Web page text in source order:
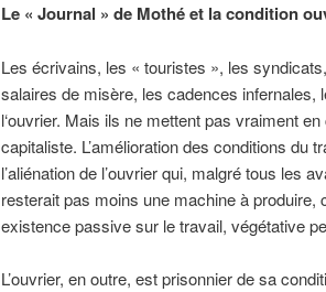
Le « Journal » de Mothé et la condition
Les écrivains, les « touristes », les
salaires de misère, les cadences infernales,
l‘ouvrier. Mais ils ne mettent pas vraiment
capitaliste. L’amélioration des conditions du
l’aliénation de l’ouvrier qui, malgré tous les
resterait pas moins une machine à produire,
existence passive sur le travail, végétative
L’ouvrier, en outre, est prisonnier de sa